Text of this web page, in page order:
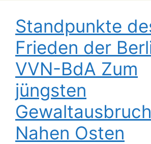
Standpunkte
Frieden der
VVN-BdA Zum
jüngsten
Nahen Osten